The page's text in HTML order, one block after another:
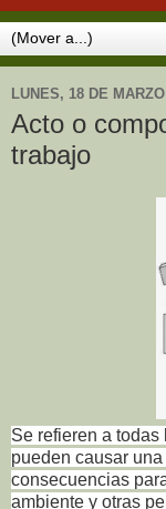
LUNES, 18 DE
Acto o
trabajo
Se refieren a
pueden causar
consecuencias
ambiente y otras